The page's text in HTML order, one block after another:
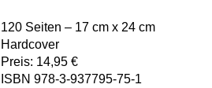
120 Seiten – 17 cm x 24 cm
Hardcover
Preis: 14,95 €
ISBN 978-3-937795-75-1